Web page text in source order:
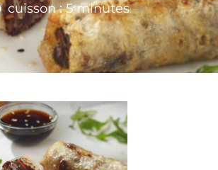
cuisson : 5 minutes